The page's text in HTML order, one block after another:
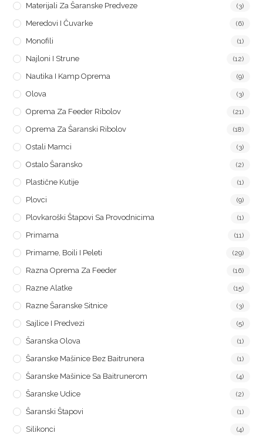
Materijali Za Šaranske Predveze (3)
Meredovi I Čuvarke (6)
Monofili (1)
Najloni I Strune (12)
Nautika I Kamp Oprema (9)
Olova (3)
Oprema Za Feeder Ribolov (21)
Oprema Za Šaranski Ribolov (18)
Ostali Mamci (3)
Ostalo Šaransko (2)
Plastične Kutije (1)
Plovci (9)
Plovkaroški Štapovi Sa Provodnicima (1)
Primama (11)
Primame, Boili I Peleti (29)
Razna Oprema Za Feeder (16)
Razne Alatke (15)
Razne Šaranske Sitnice (3)
Sajlice I Predvezi (5)
Šaranska Olova (1)
Šaranske Mašinice Bez Baitrunera (1)
Šaranske Mašinice Sa Baitrunerom (4)
Šaranske Udice (2)
Šaranski Štapovi (1)
Silikonci (4)